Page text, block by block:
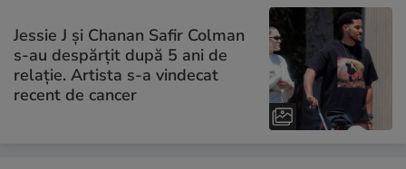
Jessie J și Chanan Safir Colman
s-au despărțit după 5 ani de
relație. Artista s-a vindecat
recent de cancer